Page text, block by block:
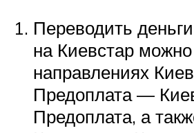
Переводить
на Киевстар можно
направлениях
Предоплата —
Предоплата, а